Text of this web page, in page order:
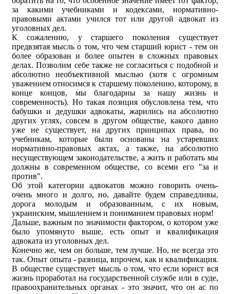
за какими учебниками и кодексами, нормативно-
правовыми актами учился тот или другой адвокат из
уголовных дел.
К сожалению, у старшего поколения существует
предвзятая мысль о том, что чем старший юрист - тем он
более образован и более опытен в сложных правовых
делах. Позволим себе также не согласиться с подобной и
абсолютно необъективной мыслью (хотя с огромным
уважением относимся к старшему поколению, которому, в
конце концов, мы благодарны за нашу жизнь и
современность). Но такая позиция обусловлена тем, что
бабушки и дедушки адвокаты, жарились на абсолютно
других углях, совсем в другом обществе, какого давно
уже не существует, на других принципах права, по
учебникам, которые были основаны на устаревших
нормативно-правовых актах, а также, на абсолютно
несуществующем законодательстве, а жить и работать мы
должны в современном обществе, со всеми его "за и
против".
Об этой категории адвокатов можно говорить очень-
очень много и долго, но, давайте будем справедливы,
дорога молодым и образованным, с их новым,
украинским, мышлением и пониманием правовых норм!
Дальше, важным по значимости фактором, о котором уже
было упомянуто выше, есть опыт и квалификация
адвоката из уголовных дел.
Конечно же, чем он больше, тем лучше. Но, не всегда это
так. Опыт опыта - разница, впрочем, как и квалификация.
В обществе существует мысль о том, что если юрист вся
жизнь проработал на государственной службе или в суде,
правоохранительных органах - это значит, что он ас по